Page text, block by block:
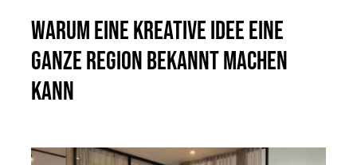
Warum eine kreative Idee eine
ganze Region bekannt machen
kann